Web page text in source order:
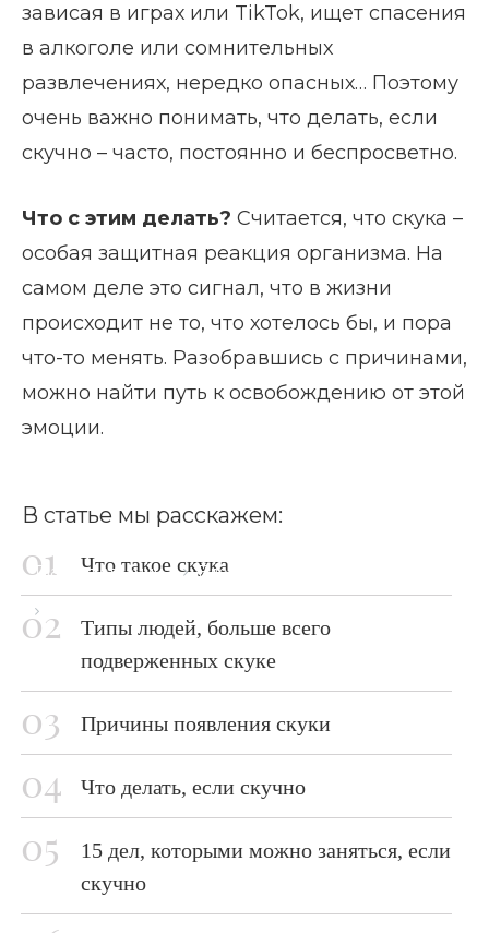
Главная страница
Блог
зависая в играх или TikTok, ищет спасения
в алкоголе или сомнительных
развлечениях, нередко опасных… Поэтому
очень важно понимать, что делать, если
скучно – часто, постоянно и беспросветно.
Что с этим делать? Считается, что скука –
особая защитная реакция организма. На
самом деле это сигнал, что в жизни
происходит не то, что хотелось бы, и пора
что-то менять. Разобравшись с причинами,
можно найти путь к освобождению от этой
эмоции.
В статье мы расскажем:
Что такое скука
Типы людей, больше всего
подверженных скуке
Причины появления скуки
Что делать, если скучно
15 дел, которыми можно заняться, если
скучно